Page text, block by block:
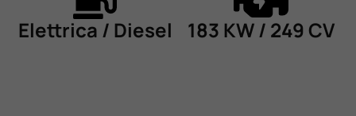
Elettrica / Diesel 183 KW / 249 CV